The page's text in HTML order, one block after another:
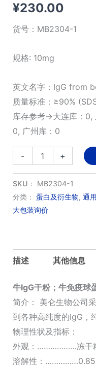
¥230.00
货号： MB2304-1
规格: 10mg
英文名字：IgG from
质量标准：≥90%
库存参考→大连库：0,
0, 广州库：0
-
IgG
干
粉,
牛
球
白
数
量
+
SKU： MB2304-1
分类： 蛋白及衍生物, 通
大包装询价
描述 其他信息
牛IgG干粉；牛免疫
简介： 美仑生物公司
到各种高纯度的IgG，
物理性状及指标：
外观：………………冻干
溶解性：